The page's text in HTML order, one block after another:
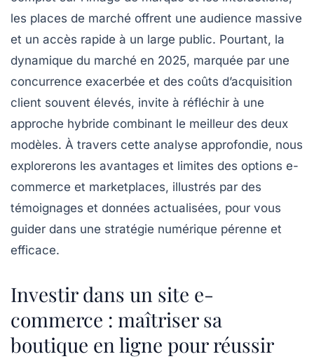
les places de marché offrent une audience massive
et un accès rapide à un large public. Pourtant, la
dynamique du marché en 2025, marquée par une
concurrence exacerbée et des coûts d’acquisition
client souvent élevés, invite à réfléchir à une
approche hybride combinant le meilleur des deux
modèles. À travers cette analyse approfondie, nous
explorerons les avantages et limites des options e-
commerce et marketplaces, illustrés par des
témoignages et données actualisées, pour vous
guider dans une stratégie numérique pérenne et
efficace.
Investir dans un site e-
commerce : maîtriser sa
boutique en ligne pour réussir